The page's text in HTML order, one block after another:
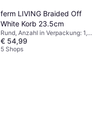
ferm LIVING Braided Off
White Korb 23.5cm
Rund, Anzahl in Verpackung: 1,
Material: Keramik
€ 54,99
5 Shops